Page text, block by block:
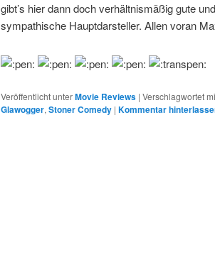
gibt’s hier dann doch verhältnismäßig gute
sympathische Hauptdarsteller. Allen voran
Veröffentlicht unterMovie Reviews | Verschlagwortet
Glawogger, Stoner Comedy | Kommentar